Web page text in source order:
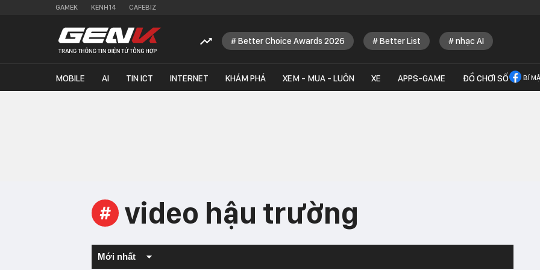
GAMEK KENH14 CAFEBIZ
Better Choice Awards 2026 Better List nhạc AI
MOBILE AI TIN ICT INTERNET KHÁM PHÁ XEM - MUA - LUÔN XE APPS-GAME ĐỒ CHƠI SỐ BÍ
# video hậu trường
Mới nhất